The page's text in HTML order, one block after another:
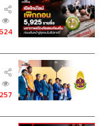
257